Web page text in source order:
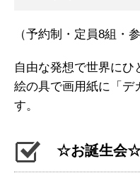
（予約制・定員8組・
自由な発想で世界にひ
絵の具で画用紙に「デ
す。
☆お誕生会